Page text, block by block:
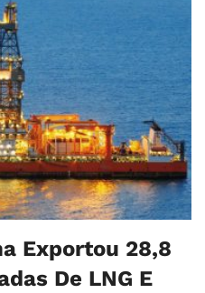
Exportou 28,8
De LNG E